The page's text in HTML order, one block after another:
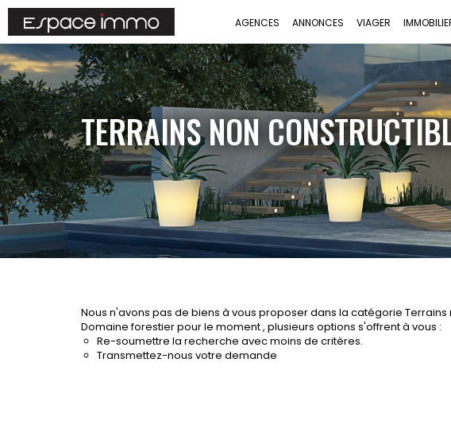
AGENCES ANNONCES VIAGER
TERRAINS NON
Nous n'avons pas de biens à vous proposer dans la catégorie
Domaine forestier pour le moment , plusieurs options s'offrent à vous :
Re-soumettre la recherche avec moins de critères.
Transmettez-nous votre demande